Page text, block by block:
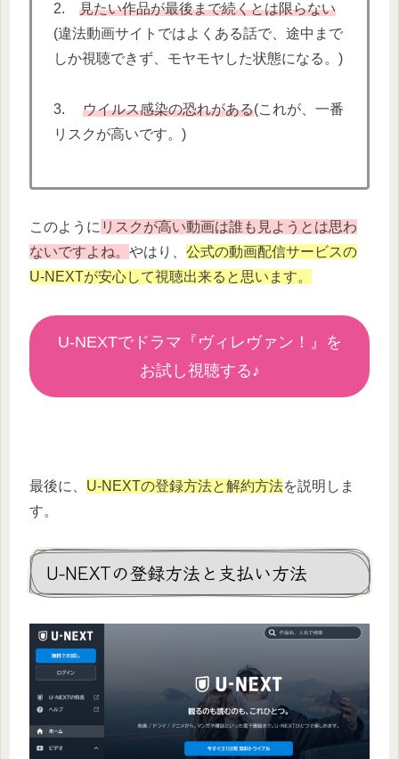
2. 見たい作品が最後まで続くとは限らない
(違法動画サイトではよくある話で、途中まで
しか視聴できず、モヤモヤした状態になる。)
3. ウイルス感染の恐れがある(これが、一番
リスクが高いです。)
このように リスクが高い動画は誰も見ようとは思わ
ないですよね。 やはり、 公式の動画配信サービスの
U-NEXTが安心して視聴出来ると思います。
U-NEXTでドラマ『ヴィレヴァン！』を
お試し視聴する♪
最後に、 U-NEXTの登録方法と解約方法を説明しま
す。
U-NEXTの登録方法と支払い方法